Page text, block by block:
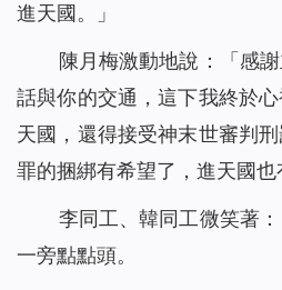
進天國。」
陳月梅激動地說：「感
話與你的交通，這下我終於
天國，還得接受神末世審判
罪的捆綁有希望了，進天國
李同工、韓同工微笑著
一旁點點頭。